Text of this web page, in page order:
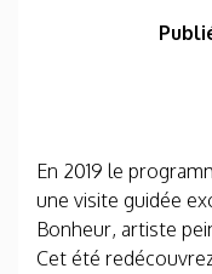
En 2019 le
une visite guidée
Bonheur, artiste
Cet été